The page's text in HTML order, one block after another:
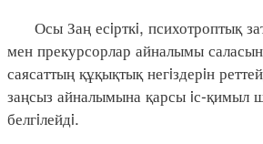
Осы Заң есiрткi, психотроптық
мен прекурсорлар айналымы
саясаттың құқықтық негiздерiн
заңсыз айналымына қарсы iс-қимыл
белгiлейдi.